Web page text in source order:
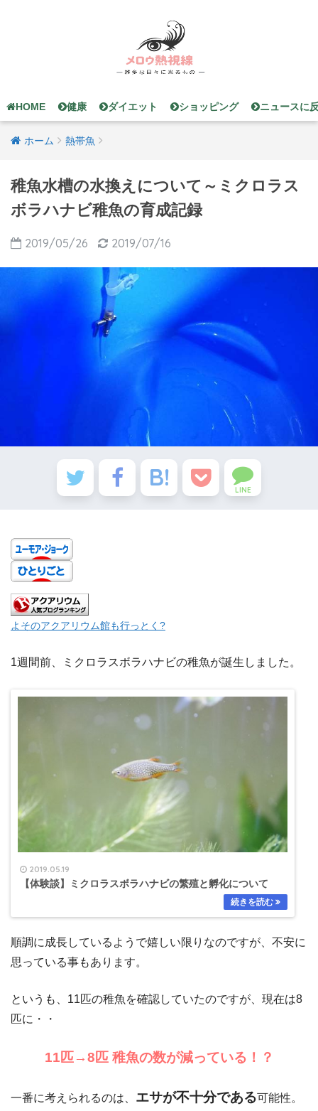
HOME 健康 ダイエット ショッピング ニュースに
ホーム 熱帯魚
稚魚水槽の水換えについて～ミクロラス
ボラハナビ稚魚の育成記録
2019/05/26 2019/07/16
LINE
よそのアクアリウム館も行っとく?
1週間前、ミクロラスボラハナビの稚魚が誕生しました。
2019.05.19
【体験談】ミクロラスボラハナビの繁殖と孵化について
順調に成長しているようで嬉しい限りなのですが、不安に
思っている事もあります。
というも、11匹の稚魚を確認していたのですが、現在は8
匹に・・
11匹→8匹 稚魚の数が減っている！？
一番に考えられるのは、 エサが不十分である可能性。